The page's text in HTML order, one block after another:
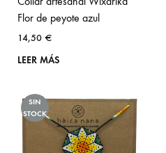
Flor de peyote azul
14,50 €
LEER MÁS
SIN
STOCK